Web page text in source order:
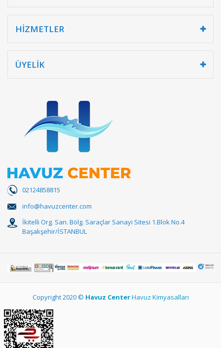
HİZMETLER
ÜYELİK
02124858815
info@havuzcenter.com
İkitelli Org. San. Bölg. Saraçlar Sanayi Sitesi 1.Blok No.4
Başakşehir/İSTANBUL
Copyright 2020 © Havuz CenterHavuz Kimyasalları